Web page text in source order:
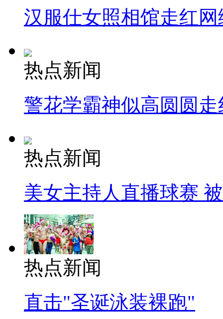
汉服仕女照相馆走红网
热点新闻
警花学霸神似高圆圆走
热点新闻
美女主持人直播球赛
热点新闻
直击"圣诞泳装裸跑"